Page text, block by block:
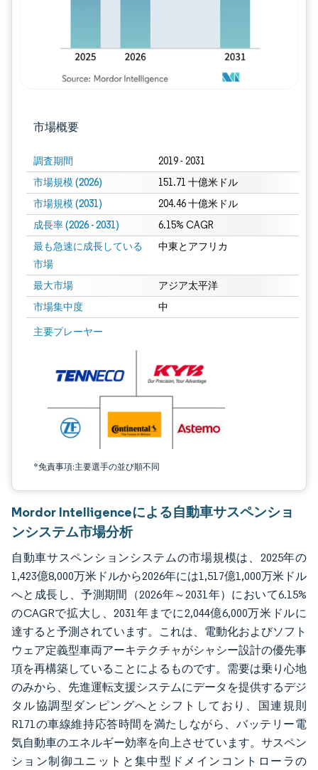
市場概要
調査期間 2019 - 2031
市場規模 (2026) 151.71 十億米ドル
市場規模 (2031) 204.46 十億米ドル
成長率 (2026 - 2031) 6.15% CAGR
最も急速に成長している
市場
中東とアフリカ
最大市場 アジア太平洋
市場集中度 中
主要プレーヤー
*免責事項:主要選手の並び順不同
画像 © Mordor Intelligence。再利用にはCC BY 4.0の表示が必要です。
Mordor Intelligenceによる自動車サスペンショ
ンシステム市場分析
自動車サスペンションシステムの市場規模は、2025年の
1,423億8,000万米ドルから2026年には1,517億1,000万米ドル
へと成長し、予測期間（2026年～2031年）において6.15%
のCAGRで拡大し、2031年までに2,044億6,000万米ドルに
達すると予測されています。これは、電動化およびソフト
ウェア定義型車両アーキテクチャがシャシー設計の優先事
項を再構築していることによるものです。需要は乗り心地
のみから、先進運転支援システムにデータを提供するデジ
タル協調型ダンピングへとシフトしており、国連規則
R171の車線維持応答時間を満たしながら、バッテリー電
気自動車のエネルギー効率を向上させています。サスペン
ション制御ユニットと集中型ドメインコントローラの